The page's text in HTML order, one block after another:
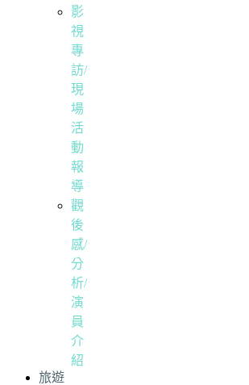
影
視
專
訪/
現
場
活
動
報
導
觀
後
感/
分
析/
演
員
介
紹
旅遊